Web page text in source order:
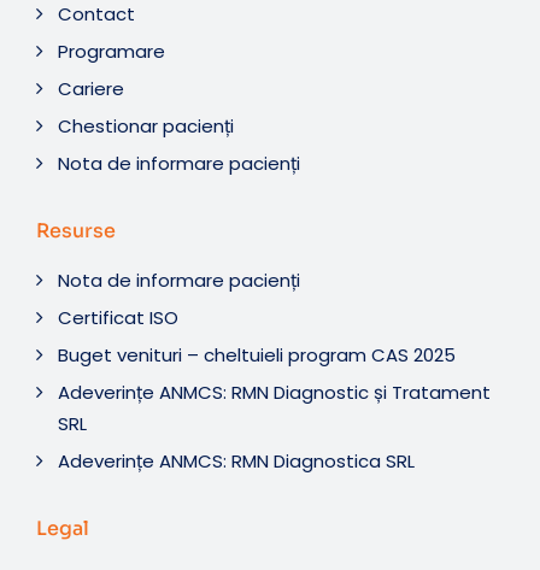
Contact
Programare
Cariere
Chestionar pacienți
Nota de informare pacienți
Resurse
Nota de informare pacienți
Certificat ISO
Buget venituri – cheltuieli program CAS 2025
Adeverințe ANMCS: RMN Diagnostic și Tratament
SRL
Adeverințe ANMCS: RMN Diagnostica SRL
Legal